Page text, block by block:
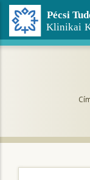
Ugrás
tartalomra